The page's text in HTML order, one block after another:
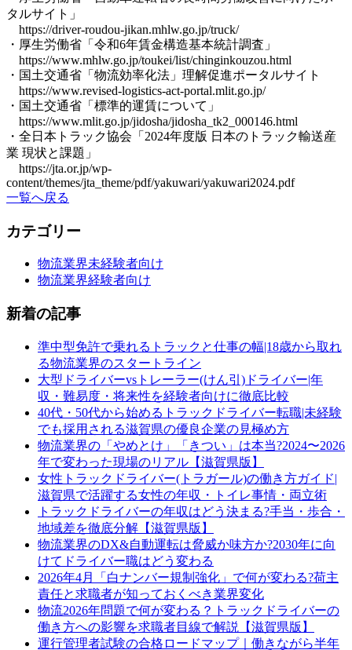
タルサイト」
https://driver-roudou-jikan.mhlw.go.jp/truck/
・厚生労働省「令和6年賃金構造基本統計調査」
https://www.mhlw.go.jp/toukei/list/chinginkouzou.html
・国土交通省「物流効率化法」理解促進ポータルサイト
https://www.revised-logistics-act-portal.mlit.go.jp/
・国土交通省「標準的運賃について」
https://www.mlit.go.jp/jidosha/jidosha_tk2_000146.html
・全日本トラック協会「2024年度版 日本のトラック輸送産
業 現状と課題」
https://jta.or.jp/wp-
content/themes/jta_theme/pdf/yakuwari/yakuwari2024.pdf
一覧へ戻る
カテゴリー
物流業界未経験者向け
物流業界経験者向け
新着の記事
準中型免許で乗れるトラックと仕事の幅|18歳から取れ
る物流業界のスタートライン
大型ドライバーvsトレーラー(けん引)ドライバー|年
収・難易度・将来性を経験者向けに徹底比較
40代・50代から始めるトラックドライバー転職|未経験
でも採用される滋賀県の優良企業の見極め方
物流業界の「やめとけ」「きつい」は本当?2024〜2026
年で変わった現場のリアル【滋賀県版】
女性トラックドライバー(トラガール)の働き方ガイド|
滋賀県で活躍する女性の年収・トイレ事情・両立術
トラックドライバーの年収はどう決まる?手当・歩合・
地域差を徹底分解【滋賀県版】
物流業界のDX&自動運転は脅威か味方か?2030年に向
けてドライバー職はどう変わる
2026年4月「白ナンバー規制強化」で何が変わる?荷主
責任と求職者が知っておくべき業界変化
物流2026年問題で何が変わる？トラックドライバーの
働き方への影響を求職者目線で解説【滋賀県版】
運行管理者試験の合格ロードマップ｜働きながら半年